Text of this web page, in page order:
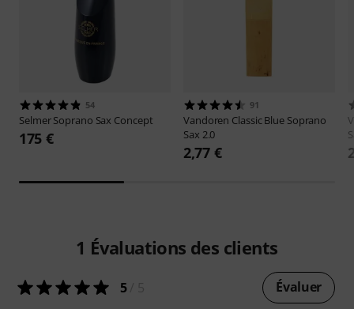
54
SelmerSoprano Sax Concept
175 €
91
Vandoren Classic Blue Soprano
Sax 2.0
2,77 €
1 Évaluations des clients
5/ 5 Évaluer